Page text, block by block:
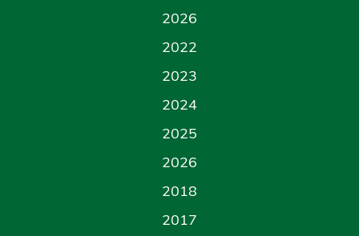
2026
2022
2023
2024
2025
2026
2018
2017